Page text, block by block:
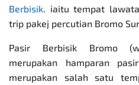
Berbisik. iaitu tempat
trip pakej percutian Bromo
Pasir Berbisik Bromo
merupakan hamparan
merupakan salah satu